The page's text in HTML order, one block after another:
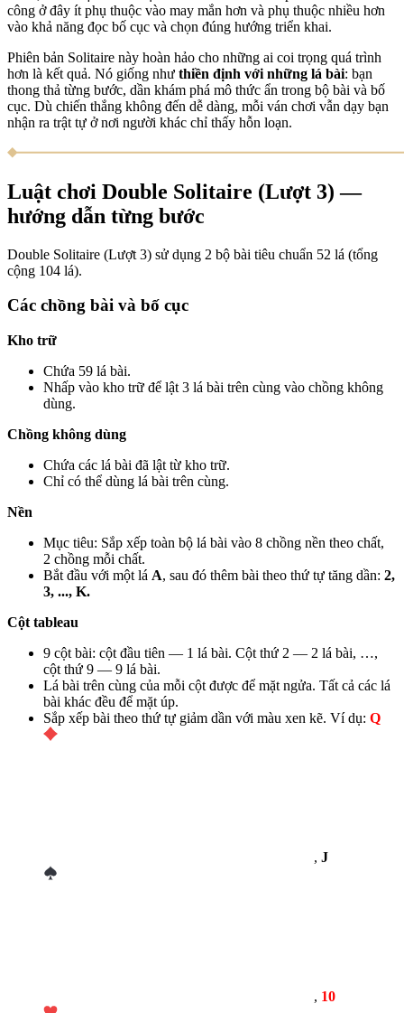
công ở đây ít phụ thuộc vào may mắn hơn và phụ thuộc nhiều hơn
vào khả năng đọc bố cục và chọn đúng hướng triển khai.
Phiên bản Solitaire này hoàn hảo cho những ai coi trọng quá trình
hơn là kết quả. Nó giống như thiền định với những lá bài: bạn
thong thả từng bước, dần khám phá mô thức ẩn trong bộ bài và bố
cục. Dù chiến thắng không đến dễ dàng, mỗi ván chơi vẫn dạy bạn
nhận ra trật tự ở nơi người khác chỉ thấy hỗn loạn.
Luật chơi Double Solitaire (Lượt 3) —
hướng dẫn từng bước
Double Solitaire (Lượt 3) sử dụng 2 bộ bài tiêu chuẩn 52 lá (tổng
cộng 104 lá).
Các chồng bài và bố cục
Kho trữ
Chứa 59 lá bài.
Nhấp vào kho trữ để lật 3 lá bài trên cùng vào chồng không
dùng.
Chồng không dùng
Chứa các lá bài đã lật từ kho trữ.
Chỉ có thể dùng lá bài trên cùng.
Nền
Mục tiêu: Sắp xếp toàn bộ lá bài vào 8 chồng nền theo chất,
2 chồng mỗi chất.
Bắt đầu với một lá A, sau đó thêm bài theo thứ tự tăng dần: 2,
3, ..., K.
Cột tableau
9 cột bài: cột đầu tiên — 1 lá bài. Cột thứ 2 — 2 lá bài, …,
cột thứ 9 — 9 lá bài.
Lá bài trên cùng của mỗi cột được để mặt ngửa. Tất cả các lá
bài khác đều để mặt úp.
Sắp xếp bài theo thứ tự giảm dần với màu xen kẽ. Ví dụ: Q
, J
, 10